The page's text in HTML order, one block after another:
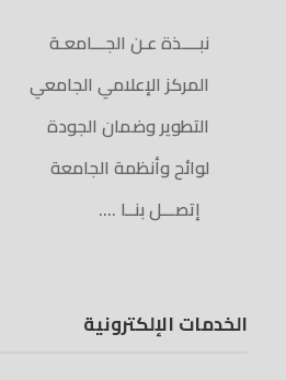
نبــــذة عـن الجـــامعـة
المركز الإعلامي الجامعي
التطوير وضمان الجودة
لوائح وأنظمة الجامعة
إتصـــل بنــا ….
الخدمات الإلكترونية